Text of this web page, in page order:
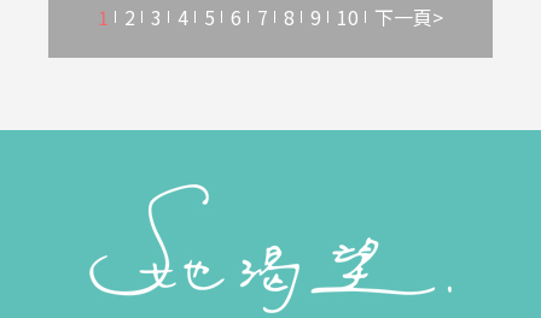
1 2 3 4 5 6 7 8 9 10 下一頁>